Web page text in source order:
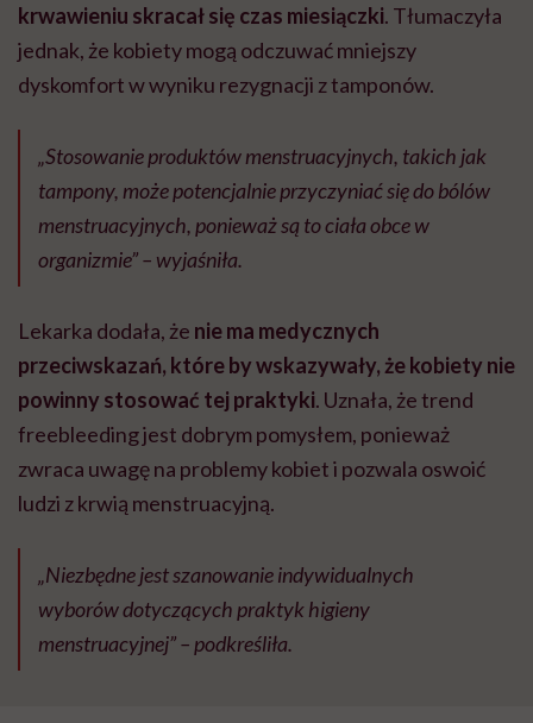
krwawieniu skracał się czas miesiączki. Tłumaczyła
jednak, że kobiety mogą odczuwać mniejszy
dyskomfort w wyniku rezygnacji z tamponów.
„Stosowanie produktów menstruacyjnych, takich jak
tampony, może potencjalnie przyczyniać się do bólów
menstruacyjnych, ponieważ są to ciała obce w
organizmie” – wyjaśniła.
Lekarka dodała, że nie ma medycznych
przeciwskazań, które by wskazywały, że kobiety nie
powinny stosować tej praktyki. Uznała, że trend
freebleeding jest dobrym pomysłem, ponieważ
zwraca uwagę na problemy kobiet i pozwala oswoić
ludzi z krwią menstruacyjną.
„Niezbędne jest szanowanie indywidualnych
wyborów dotyczących praktyk higieny
menstruacyjnej” – podkreśliła.